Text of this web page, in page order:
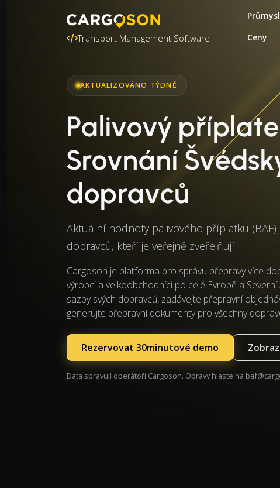
Transport Management Software
Ceny
AKTUALIZOVÁNO TÝDNĚ
Palivový
Srovnání
dopravců
Aktuální hodnoty palivového příplatku (BAF)
dopravců, kteří je veřejně zveřejňují
Cargoson je platforma pro správu přepravy více
výrobci a velkoobchodníci po celé Evropě a
sazby svých dopravců, zadávejte přepravní
generujte přepravní dokumenty pro všechny
Rezervovat 30minutové demo
Data spravují operátoři Cargoson. Opravy hlaste na